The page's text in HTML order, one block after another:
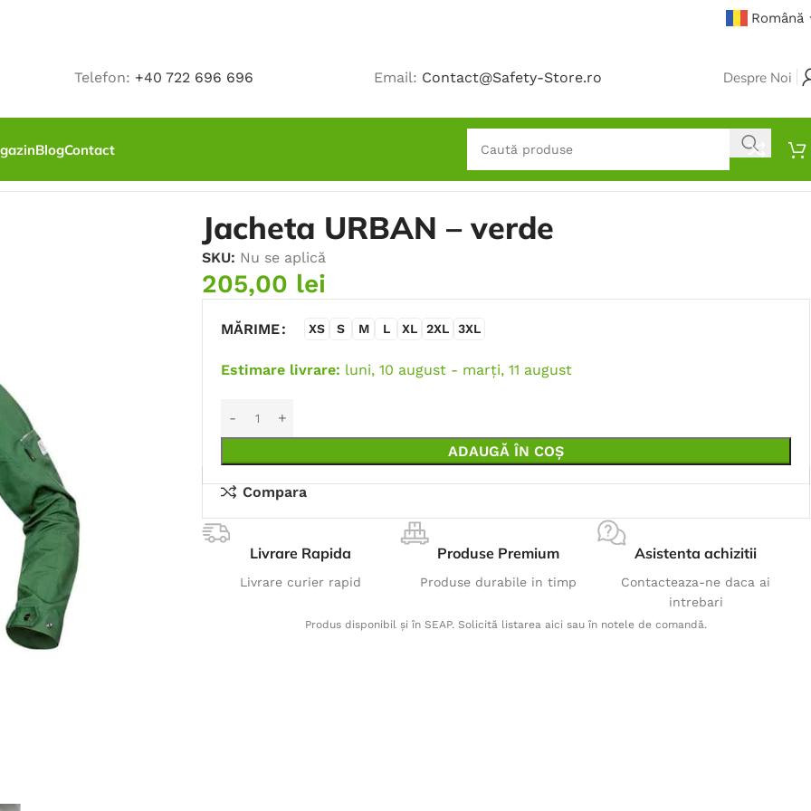
Română
Telefon: +40 722 696 696 Email: Contact@Safety-Store.ro Despre Noi
BlogContact
Jacheta URBAN – verde
SKU: Nu se aplică
205,00 lei
MĂRIME XS S M L XL 2XL 3XL
Estimare livrare: luni, 10 august - marți, 11 august
ADAUGĂ ÎN COȘ
Compara
Livrare Rapida
Livrare curier rapid
Produse Premium
Produse durabile in timp
Asistenta achizitii
Contacteaza-ne daca ai
intrebari
Produs disponibil și în SEAP. Solicită listarea aici sau în notele de comandă.